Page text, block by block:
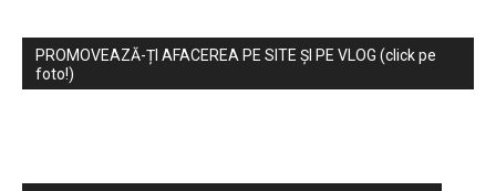
PROMOVEAZĂ-ȚI AFACEREA PE SITE ȘI PE VLOG (click pe
foto!)